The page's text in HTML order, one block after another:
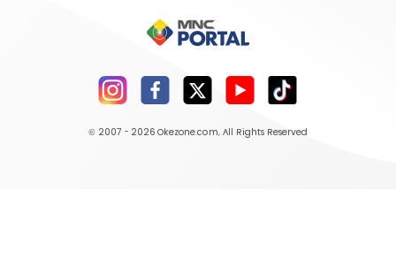
© 2007 - 2026 Okezone.com, All Rights Reserved